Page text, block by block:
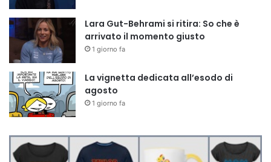
Lara Gut-Behrami si ritira: So che è
arrivato il momento giusto
1 giorno fa
La vignetta dedicata all’esodo di
agosto
1 giorno fa